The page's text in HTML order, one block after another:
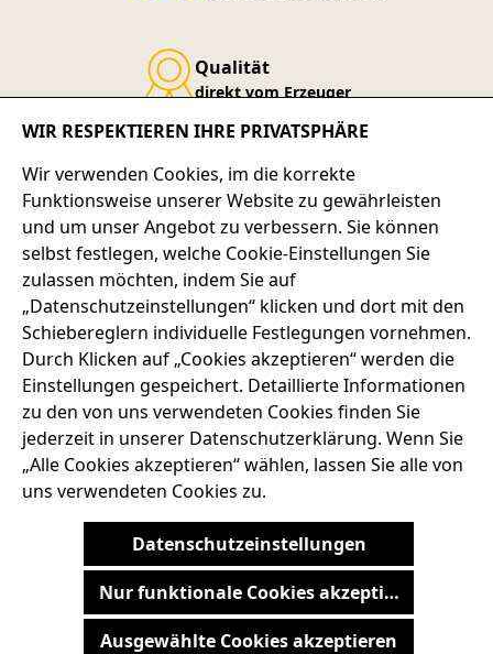
Qualität
direkt vom Erzeuger
Service-Telefon
+49 7667 900-124
SERVICE-HOTLINE
ADRESSE
RECHTLICHES
SERVICES
IMPRESSUM
WIDERRUFSRECHT
Vertrag widerrufen
WIR RESPEKTIEREN IHRE PRIVATSPHÄRE
Wir verwenden Cookies, im die korrekte
Funktionsweise unserer Website zu gewährleisten
und um unser Angebot zu verbessern. Sie können
selbst festlegen, welche Cookie-Einstellungen Sie
zulassen möchten, indem Sie auf
„Datenschutzeinstellungen“ klicken und dort mit den
Schiebereglern individuelle Festlegungen vornehmen.
Durch Klicken auf „Cookies akzeptieren“ werden die
Einstellungen gespeichert. Detaillierte Informationen
zu den von uns verwendeten Cookies finden Sie
jederzeit in unserer Datenschutzerklärung. Wenn Sie
„Alle Cookies akzeptieren“ wählen, lassen Sie alle von
uns verwendeten Cookies zu.
Datenschutzeinstellungen
Nur funktionale Cookies akzeptieren
Ausgewählte Cookies akzeptieren